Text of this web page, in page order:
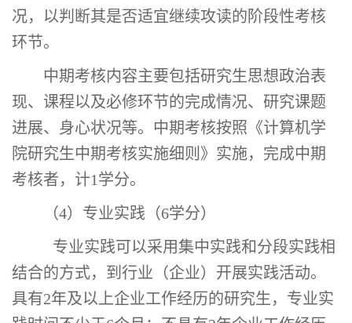
况，以判断其是否适宜继续攻读的阶段性考核
环节。
中期考核内容主要包括研究生思想政治表
现、课程以及必修环节的完成情况、研究课题
进展、身心状况等。中期考核按照《计算机学
院研究生中期考核实施细则》实施，完成中期
考核者，计1 学分。
（4）专业实践（6学分）
专业实践可以采用集中实践和分段实践相
结合的方式，到行业（企业）开展实践活动。
具有2年及以上企业工作经历的研究生 ，专业实